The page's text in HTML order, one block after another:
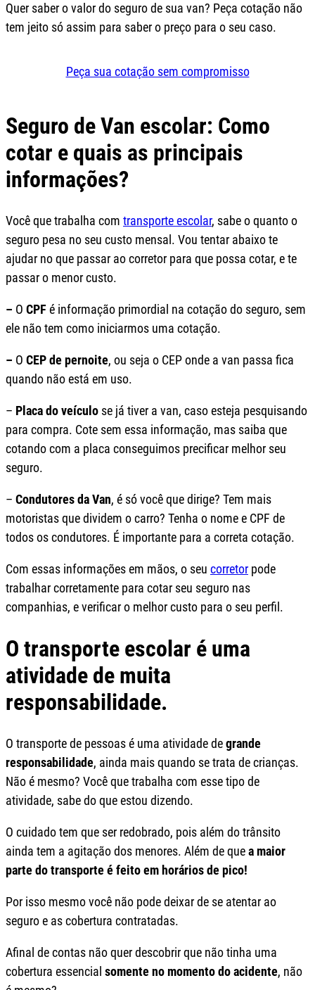
Quer saber o valor do seguro de sua van? Peça cotação não
tem jeito só assim para saber o preço para o seu caso.
Peça sua cotação sem compromisso
Seguro de Van escolar: Como
cotar e quais as principais
informações?
Você que trabalha com transporte escolar, sabe o quanto o
seguro pesa no seu custo mensal. Vou tentar abaixo te
ajudar no que passar ao corretor para que possa cotar, e te
passar o menor custo.
– O CPFé informação primordial na cotação do seguro, sem
ele não tem como iniciarmos uma cotação.
– O CEP de pernoite, ou seja o CEP onde a van passa fica
quando não está em uso.
– Placa do veículo se já tiver a van, caso esteja pesquisando
para compra. Cote sem essa informação, mas saiba que
cotando com a placa conseguimos precificar melhor seu
seguro.
– Condutores da Van, é só você que dirige? Tem mais
motoristas que dividem o carro? Tenha o nome e CPF de
todos os condutores. É importante para a correta cotação.
Com essas informações em mãos, o seu corretor pode
trabalhar corretamente para cotar seu seguro nas
companhias, e verificar o melhor custo para o seu perfil.
O transporte escolar é uma
atividade de muita
responsabilidade.
O transporte de pessoas é uma atividade degrande
responsabilidade, ainda mais quando se trata de crianças.
Não é mesmo? Você que trabalha com esse tipo de
atividade, sabe do que estou dizendo.
O cuidado tem que ser redobrado, pois além do trânsito
ainda tem a agitação dos menores. Além de quea maior
parte do transporte é feito em horários de pico!
Por isso mesmo você não pode deixar de se atentar ao
seguro e as cobertura contratadas.
Afinal de contas não quer descobrir que não tinha uma
cobertura essencial somente no momento do acidente, não